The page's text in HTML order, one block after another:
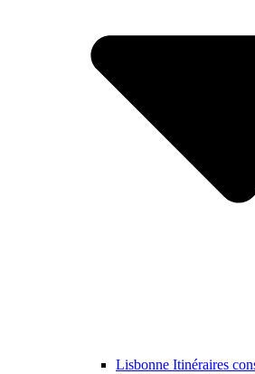
Lisbonne Itinéraires